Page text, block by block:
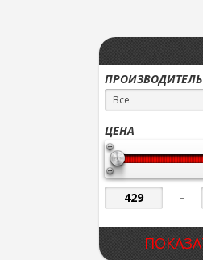
ПРОИЗВОДИТЕЛЬ
Все
ЦЕНА
–